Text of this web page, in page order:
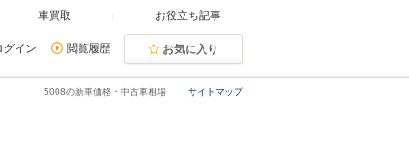
車買取 お役立ち記事
グイン 閲覧履歴 お気に入り
サイトマップ
5008の新車価格・中古車相場